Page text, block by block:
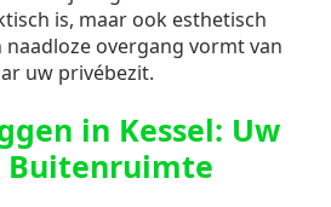
is, maar ook esthetisch
overgang vormt van
uw privébezit.
in Kessel: Uw
Buitenruimte